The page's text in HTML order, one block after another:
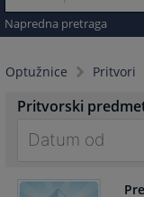
Napredna pretraga
Optužnice Pritvori
Pritvorski
forward